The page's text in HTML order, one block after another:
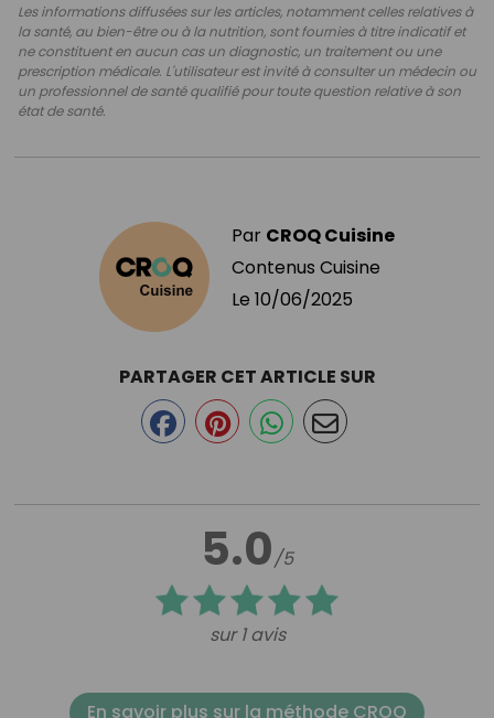
Les informations diffusées sur les articles, notamment celles relatives à
la santé, au bien-être ou à la nutrition, sont fournies à titre indicatif et
ne constituent en aucun cas un diagnostic, un traitement ou une
prescription médicale. L'utilisateur est invité à consulter un médecin ou
un professionnel de santé qualifié pour toute question relative à son
état de santé.
Par CROQ Cuisine
Contenus Cuisine
Le 10/06/2025
5.0/5
sur 1 avis
PARTAGER CET ARTICLE SUR
En savoir plus sur la méthode CROQ